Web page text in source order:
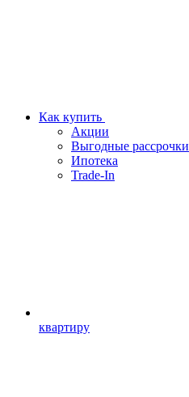
Как купить
Акции
Выгодные рассрочки
Ипотека
Trade-In
квартиру